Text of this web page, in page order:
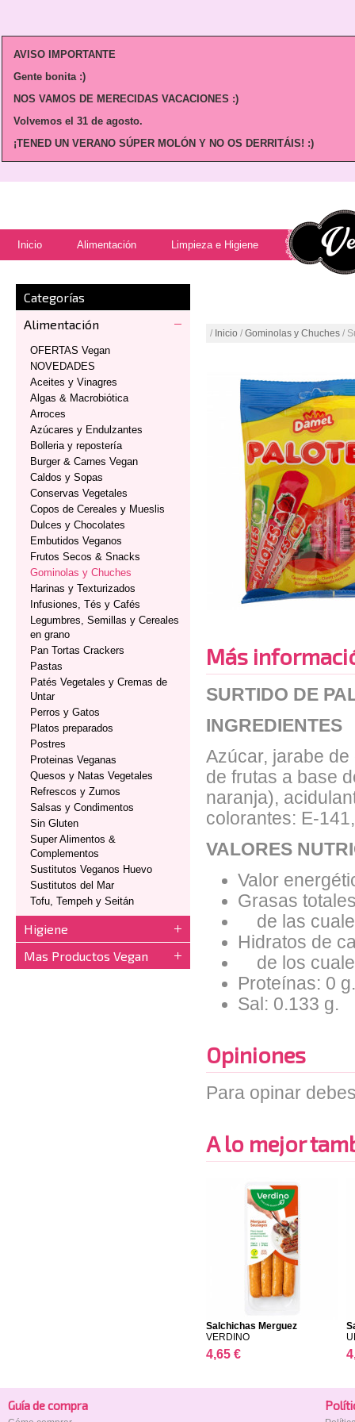
AVISO IMPORTANTE
Gente bonita :)
NOS VAMOS DE MERECIDAS VACACIONES :)
Volvemos el 31 de agosto.
¡TENED UN VERANO SÚPER MOLÓN Y NO OS DERRITÁIS! :)
Inicio Alimentación Limpieza e Higiene
Categorías
Alimentación
OFERTAS Vegan
NOVEDADES
Aceites y Vinagres
Algas & Macrobiótica
Arroces
Azúcares y Endulzantes
Bolleria y repostería
Burger & Carnes Vegan
Caldos y Sopas
Conservas Vegetales
Copos de Cereales y Mueslis
Dulces y Chocolates
Embutidos Veganos
Frutos Secos & Snacks
Gominolas y Chuches
Harinas y Texturizados
Infusiones, Tés y Cafés
Legumbres, Semillas y Cereales
en grano
Pan Tortas Crackers
Pastas
Patés Vegetales y Cremas de
Untar
Perros y Gatos
Platos preparados
Postres
Proteinas Veganas
Quesos y Natas Vegetales
Refrescos y Zumos
Salsas y Condimentos
Sin Gluten
Super Alimentos &
Complementos
Sustitutos Veganos Huevo
Sustitutos del Mar
Tofu, Tempeh y Seitán
Higiene
Mas Productos Vegan
/ Inicio / Gominolas y Chuches /
Más
SURTIDO DE
INGREDIENTES
Azúcar, jarabe
de frutas a base
naranja),
colorantes: E-
VALORES
Valor
Grasas
de las
Hidratos de
de los
Proteínas: 0 g.
Sal: 0.133 g.
Opiniones
Para opinar
A lo mejor
Salchichas Merguez
VERDINO
4,65 €
Guía de compra